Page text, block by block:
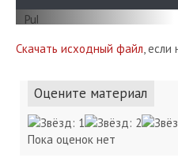
Скачать исходный файл, если
Оцените материал
Пока оценок нет